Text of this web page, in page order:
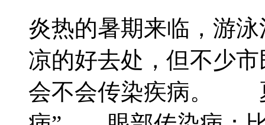
炎热的暑期来临，游
凉的好去处，但不少
会不会传染疾病。